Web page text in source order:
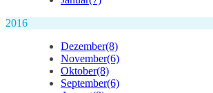
2016
Dezember(8)
November(6)
Oktober(8)
September(6)